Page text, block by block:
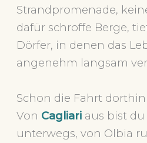
Strandpromenade,
dafür schroffe Berge,
Dörfer, in denen das
angenehm langsam
Schon die Fahrt
Von Cagliari aus bist du
unterwegs, von Olbia